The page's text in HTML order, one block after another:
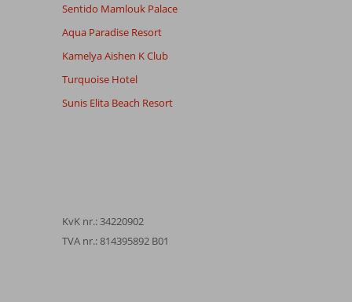
Sentido Mamlouk Palace
Aqua Paradise Resort
Kamelya Aishen K Club
Turquoise Hotel
Sunis Elita Beach Resort
KvK nr.: 34220902
TVA nr.: 814395892 B01